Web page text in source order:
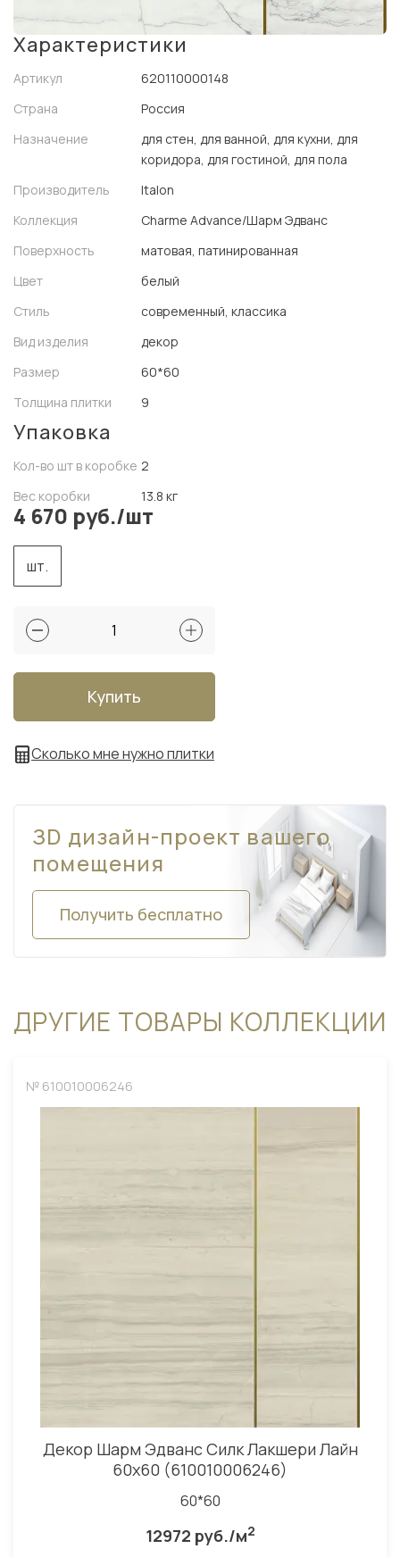
Характеристики
Артикул
620110000148
Страна
Россия
Назначение
для стен, для ванной, для кухни, для
коридора, для гостиной, для пола
Производитель
Italon
Коллекция
Charme Advance/Шарм Эдванс
Поверхность
матовая, патинированная
Цвет
белый
Стиль
современный, классика
Вид изделия
декор
Размер
60*60
Толщина плитки
9
Упаковка
Кол-во шт в коробке 2
Вес коробки
13.8 кг
4 670 руб./шт
шт.
Купить
Сколько мне нужно плитки
ЗD дизайн-проект вашего
помещения
Получить бесплатно
ДРУГИЕ ТОВАРЫ КОЛЛЕКЦИИ
№ 610010006246
Декор Шарм Эдванс Силк Лакшери Лайн
60x60 (610010006246)
60*60
12972 руб./м2